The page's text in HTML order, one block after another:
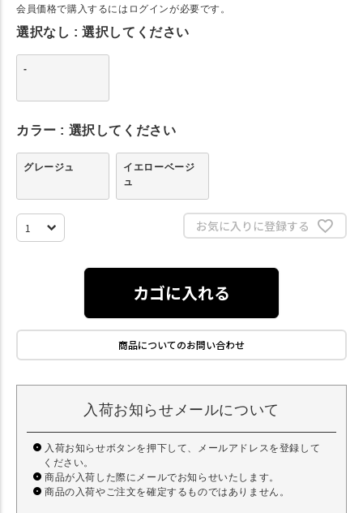
会員価格で購入するにはログインが必要です。
選択なし 選択してください
-
カラー 選択してください
グレージュ
イエローベージ
ュ
お気に入りに登録する
カゴに入れる
商品についてのお問い合わせ
入荷お知らせメールについて
入荷お知らせボタンを押下して、メールアドレスを登録して
ください。
商品が入荷した際にメールでお知らせいたします。
商品の入荷やご注文を確定するものではありません。